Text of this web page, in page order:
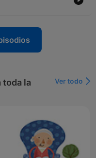
toda la
Ver todo